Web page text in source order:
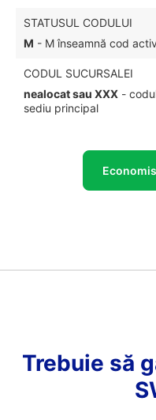
STATUSUL CODULUI
M - M înseamnă cod
CODUL SUCURSALEI
nealocat sau XXX -
sediu principal
Trebuie să